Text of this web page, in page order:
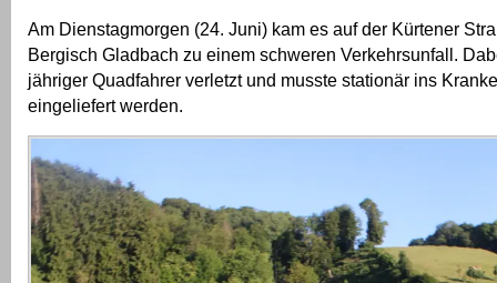
Am Dienstagmorgen (24. Juni) kam es auf der Kürtener
Bergisch Gladbach zu einem schweren Verkehrsunfall.
jähriger Quadfahrer verletzt und musste stationär ins
eingeliefert werden.